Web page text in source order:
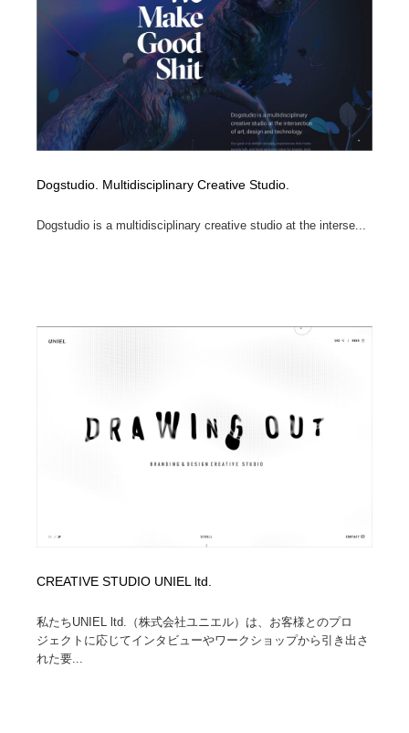
Dogstudio. Multidisciplinary Creative Studio.
Dogstudio is a multidisciplinary creative studio at the interse...
CREATIVE STUDIO UNIEL ltd.
私たちUNIEL ltd.（株式会社ユニエル）は、お客様とのプロ
ジェクトに応じてインタビューやワークショップから引き出さ
れた要...